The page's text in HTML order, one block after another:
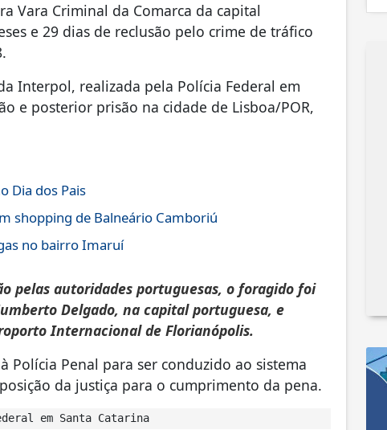
Vara Criminal da Comarca da capital
e 29 dias de reclusão pelo crime de tráfico
Interpol, realizada pela Polícia Federal em
e posterior prisão na cidade de Lisboa/POR,
Dia dos Pais
shopping de Balneário Camboriú
no bairro Imaruí
pelas autoridades portuguesas, o foragido foi
Delgado, na capital portuguesa, e
Internacional de Florianópolis.
Penal para ser conduzido ao sistema
da justiça para o cumprimento da pena.
em Santa Catarina